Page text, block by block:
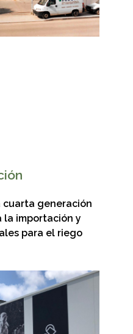
cuarta generación
la importación y
para el riego